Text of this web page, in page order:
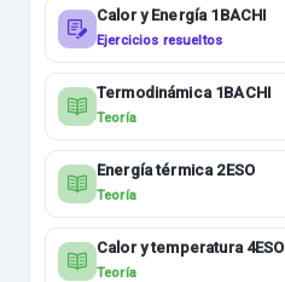
Calor y Energía 1BACHI
Ejercicios resueltos
Termodinámica 1BACHI
Teoría
Energía térmica 2ESO
Teoría
Calor y temperatura 4ESO
Teoría